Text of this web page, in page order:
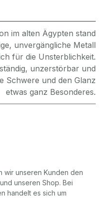
im alten Ägypten stand
unvergängliche Metall
für die Unsterblichkeit.
unzerstörbar und
Schwere und den Glanz
etwas ganz Besonderes.
wir unseren Kunden den
unseren Shop. Bei
handelt es sich um